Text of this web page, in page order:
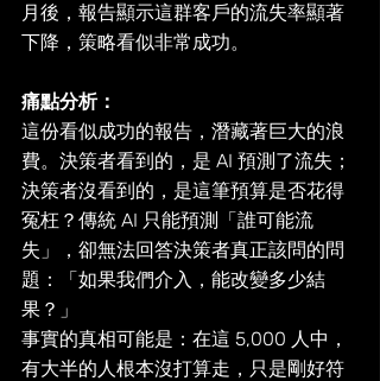
月後，報告顯示這群客戶的流失率顯著
下降，策略看似非常成功。
痛點分析：
這份看似成功的報告，潛藏著巨大的浪
費。決策者看到的，是 AI 預測了流失；
決策者沒看到的，是這筆預算是否花得
冤枉？傳統 AI 只能預測「誰可能流
失」，卻無法回答決策者真正該問的問
題：「如果我們介入，能改變多少結
果？」
事實的真相可能是：在這 5,000 人中，
有大半的人根本沒打算走，只是剛好符